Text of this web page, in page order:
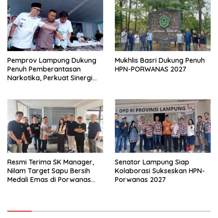
Pemprov Lampung Dukung
Penuh Pemberantasan
Narkotika, Perkuat Sinergi
Mukhlis Basri Dukung Penuh
HPN-PORWANAS 2027
Resmi Terima SK Manager,
Nilam Target Sapu Bersih
Medali Emas di Porwanas
Senator Lampung Siap
Kolaborasi Sukseskan HPN-
Porwanas 2027